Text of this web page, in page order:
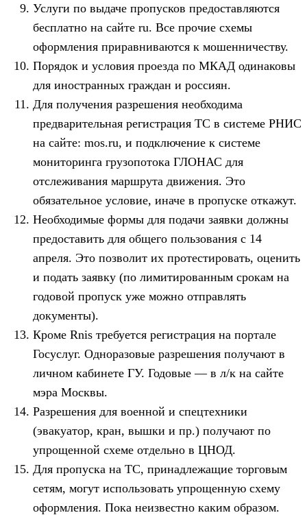
Услуги по выдаче пропусков предоставляются
бесплатно на сайте ru. Все прочие схемы
оформления приравниваются к мошенничеству.
Порядок и условия проезда по МКАД одинаковы
для иностранных граждан и россиян.
Для получения разрешения необходима
предварительная регистрация ТС в системе РНИС
на сайте: mos.ru, и подключение к системе
мониторинга грузопотока ГЛОНАС для
отслеживания маршрута движения. Это
обязательное условие, иначе в пропуске откажут.
Необходимые формы для подачи заявки должны
предоставить для общего пользования с 14
апреля. Это позволит их протестировать, оценить
и подать заявку (по лимитированным срокам на
годовой пропуск уже можно отправлять
документы).
Кроме Rnis требуется регистрация на портале
Госуслуг. Одноразовые разрешения получают в
личном кабинете ГУ. Годовые — в л/к на сайте
мэра Москвы.
Разрешения для военной и спецтехники
(эвакуатор, кран, вышки и пр.) получают по
упрощенной схеме отдельно в ЦНОД.
Для пропуска на ТС, принадлежащие торговым
сетям, могут использовать упрощенную схему
оформления. Пока неизвестно каким образом.